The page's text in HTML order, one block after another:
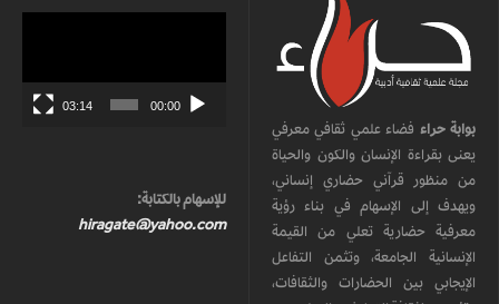
بوابة حراء فضاء علمي ثقافي معرفي
يعنى بقراءة الإنسان والكون والحياة
من منظور قرآني حضاري إنساني،
ويهدف إلى الإسهام في بناء رؤية
معرفية حضارية تعلي من القيمة
الإنسانية الجامعة، وتثمن التفاعل
الإيجابي بين الحضارات والثقافات،
00:00
03:14
للإسهام بالكتابة:
hiragate@yahoo.com